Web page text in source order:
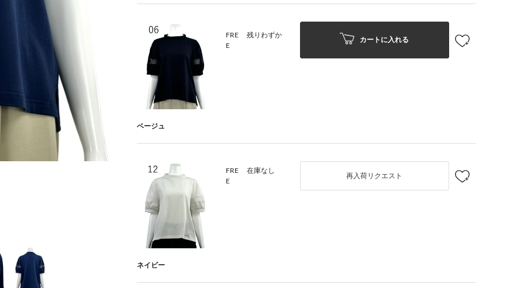
FRE
E
残りわずか
カートに入れる
ベージュ
FRE
E
在庫なし
再入荷リクエスト
ネイビー